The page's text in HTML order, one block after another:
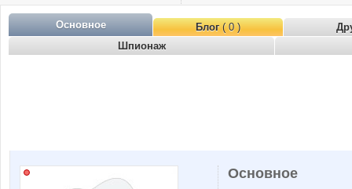
Основное Блог( 0 )
Шпионаж
Основное